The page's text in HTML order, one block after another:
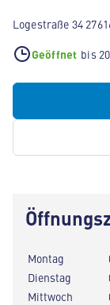
Logestraße 34
Geöffnet bis
Montag
Dienstag
Mittwoch